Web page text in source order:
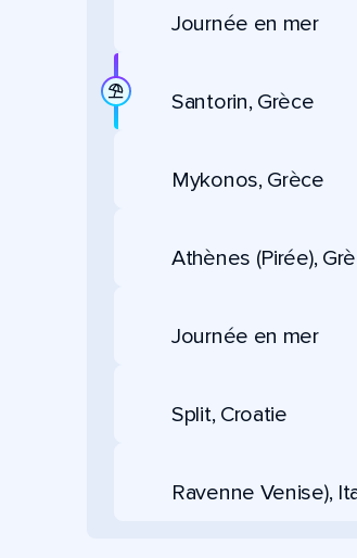
Journée en mer
Santorin, Grèce
Mykonos, Grèce
Athènes (Pirée),
Journée en mer
Split, Croatie
Ravenne Venise),